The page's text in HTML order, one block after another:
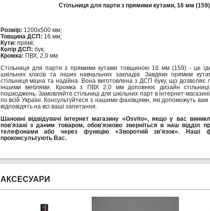
Стільниця для парти з прямими кутами, 16 мм (159)
Розмір: 1200х500 мм;
Товщина ДСП: 16 мм;
Кути: прямі;
Колір ДСП: бук;
Кромка: ПВХ, 2,0 мм.
Стільниця для парти з прямими кутами товщиною 16 мм (159) - це
шкільних класів та інших навчальних закладів. Завдяки прямим
стільниця міцна та надійна. Вона виготовлена з ДСП буку, що дозволяє
іншими меблями. Кромка з ПВХ 2,0 мм доповнює дизайн
пошкоджень. Замовляйте стільниці для шкільних парт в інтернет-
по всій Україні. Консультуйтеся з нашими фахівцями, які допоможуть
відповідять на всі ваші запитання.
Шановні відвідувачі інтернет магазину «Osvito», якщо у вас
пов'язані з даним товаром, обов'язково зверніться в наш відділ
телефонами або через функцію «Зворотній зв'язок». Наші
проконсультують Вас.
АКСЕСУАРИ